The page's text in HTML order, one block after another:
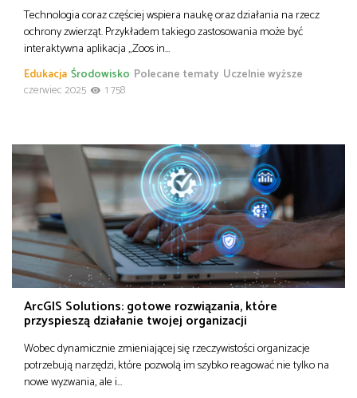
Technologia coraz częściej wspiera naukę oraz działania na rzecz
ochrony zwierząt. Przykładem takiego zastosowania może być
interaktywna aplikacja „Zoos in…
Edukacja Polecane tematy
Środowisko
Uczelnie wyższe
czerwiec 2025
1 758
ArcGIS Solutions: gotowe rozwiązania, które
przyspieszą działanie twojej organizacji
Wobec dynamicznie zmieniającej się rzeczywistości organizacje
potrzebują narzędzi, które pozwolą im szybko reagować nie tylko na
nowe wyzwania, ale i…